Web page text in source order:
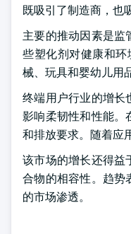
既吸引了制造商，也
主要的推动因素是监
些塑化剂对健康和
械、玩具和婴幼儿用
终端用户行业的增长
影响柔韧性和性能。
和排放要求。随着应
该市场的增长还得益
合物的相容性。趋势
的市场渗透。